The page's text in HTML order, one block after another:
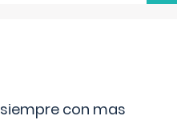
con mas